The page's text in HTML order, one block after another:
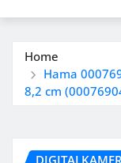
Home
Hama
8,2 cm